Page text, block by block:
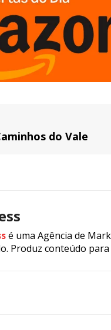
do Vale
é uma Agência de
Produz conteúdo